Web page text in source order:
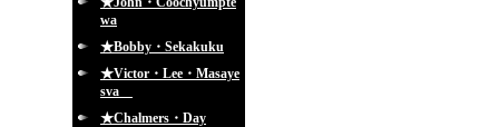
wa
★Bobby・Sekakuku
★Victor・Lee・Masaye
sva
★Chalmers・Day